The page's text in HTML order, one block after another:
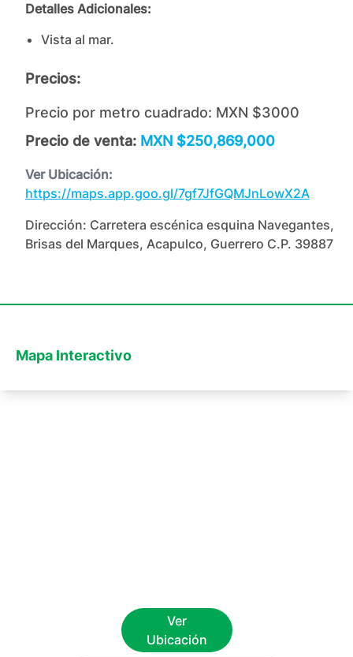
Detalles Adicionales:
Vista al mar.
Precios:
Precio por metro cuadrado: MXN $3000
Precio de venta: MXN $250,869,000
Ver Ubicación:
https://maps.app.goo.gl/7gf7JfGQMJnLowX2A
Dirección: Carretera escénica esquina Navegantes,
Brisas del Marques, Acapulco, Guerrero C.P. 39887
Mapa Interactivo
Ver
Ubicación